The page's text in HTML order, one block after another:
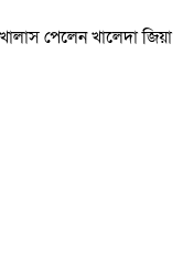
পেলেন খালেদা জিয়া